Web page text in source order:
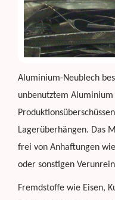
Aluminium-Neublech
unbenutztem
Lagerüberhängen. Das
frei von Anhaftungen
oder sonstigen
Fremdstoffe wie Eisen,